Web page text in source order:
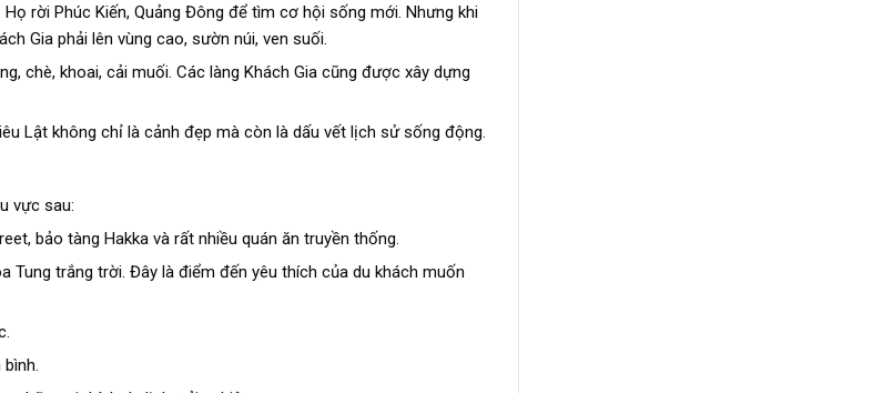
rời Phúc Kiến, Quảng Đông để tìm cơ hội sống mới. Nhưng khi
Gia phải lên vùng cao, sườn núi, ven suối.
chè, khoai, cải muối. Các làng Khách Gia cũng được xây dựng
Lật không chỉ là cảnh đẹp mà còn là dấu vết lịch sử sống động.
vực sau:
bảo tàng Hakka và rất nhiều quán ăn truyền thống.
Tung trắng trời. Đây là điểm đến yêu thích của du khách muốn